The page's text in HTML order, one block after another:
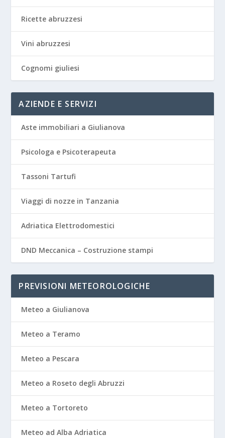
Ricette abruzzesi
Vini abruzzesi
Cognomi giuliesi
AZIENDE E SERVIZI
Aste immobiliari a Giulianova
Psicologa e Psicoterapeuta
Tassoni Tartufi
Viaggi di nozze in Tanzania
Adriatica Elettrodomestici
DND Meccanica – Costruzione stampi
PREVISIONI METEOROLOGICHE
Meteo a Giulianova
Meteo a Teramo
Meteo a Pescara
Meteo a Roseto degli Abruzzi
Meteo a Tortoreto
Meteo ad Alba Adriatica